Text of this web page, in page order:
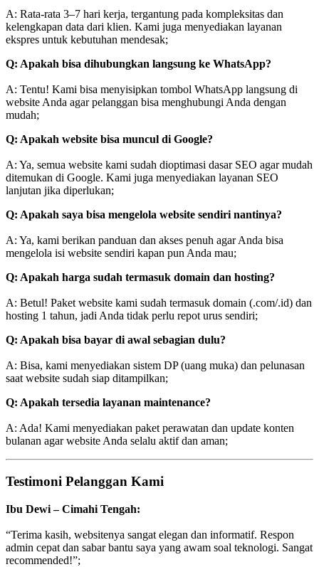
A: Rata-rata 3–7 hari kerja, tergantung pada kompleksitas dan
kelengkapan data dari klien. Kami juga menyediakan layanan
ekspres untuk kebutuhan mendesak;
Q: Apakah bisa dihubungkan langsung ke WhatsApp?
A: Tentu! Kami bisa menyisipkan tombol WhatsApp langsung di
website Anda agar pelanggan bisa menghubungi Anda dengan
mudah;
Q: Apakah website bisa muncul di Google?
A: Ya, semua website kami sudah dioptimasi dasar SEO agar mudah
ditemukan di Google. Kami juga menyediakan layanan SEO
lanjutan jika diperlukan;
Q: Apakah saya bisa mengelola website sendiri nantinya?
A: Ya, kami berikan panduan dan akses penuh agar Anda bisa
mengelola isi website sendiri kapan pun Anda mau;
Q: Apakah harga sudah termasuk domain dan hosting?
A: Betul! Paket website kami sudah termasuk domain (.com/.id) dan
hosting 1 tahun, jadi Anda tidak perlu repot urus sendiri;
Q: Apakah bisa bayar di awal sebagian dulu?
A: Bisa, kami menyediakan sistem DP (uang muka) dan pelunasan
saat website sudah siap ditampilkan;
Q: Apakah tersedia layanan maintenance?
A: Ada! Kami menyediakan paket perawatan dan update konten
bulanan agar website Anda selalu aktif dan aman;
Testimoni Pelanggan Kami
Ibu Dewi – Cimahi Tengah:
“Terima kasih, websitenya sangat elegan dan informatif. Respon
admin cepat dan sabar bantu saya yang awam soal teknologi. Sangat
recommended!”;